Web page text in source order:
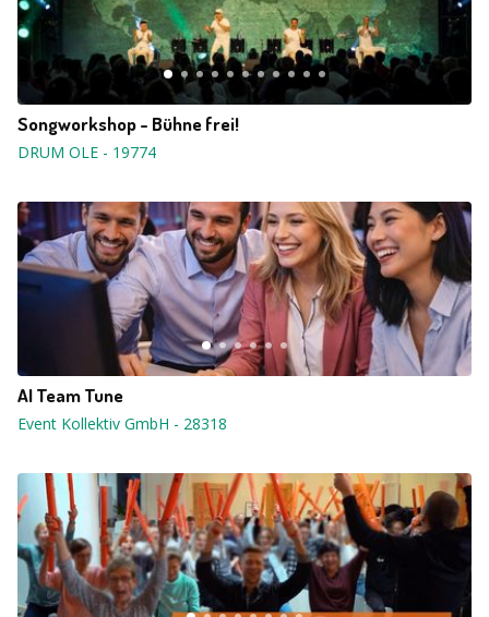
Songworkshop - Bühne frei!
DRUM OLE - 19774
AI Team Tune
Event Kollektiv GmbH - 28318